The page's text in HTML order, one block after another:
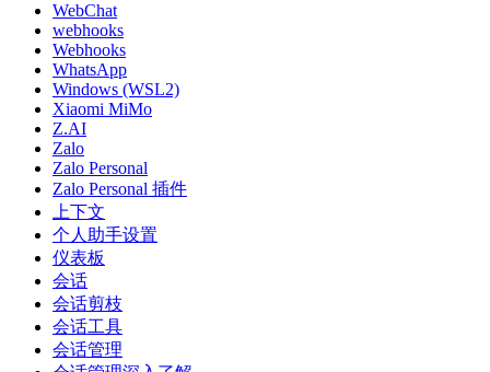
WebChat
webhooks
Webhooks
WhatsApp
Windows (WSL2)
Xiaomi MiMo
Z.AI
Zalo
Zalo Personal
Zalo Personal 插件
上下文
个人助手设置
仪表板
会话
会话剪枝
会话工具
会话管理